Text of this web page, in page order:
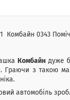
Комбайн 0343
Комбайндуже
Граючи з такою
автомобіль